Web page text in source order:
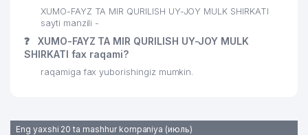
XUMO-FAYZ TA MIR QURILISH UY-JOY MULK SHIRKATI
sayti manzili -
❓
XUMO-FAYZ TA MIR QURILISH UY-JOY MULK
SHIRKATI fax raqami?
raqamiga fax yuborishingiz mumkin.
Eng yaxshi 20 ta mashhur kompaniya (июль)